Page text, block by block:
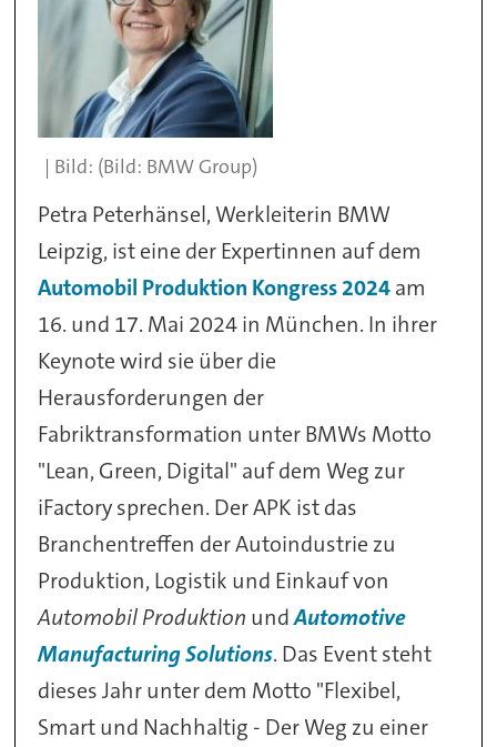
(Bild: BMW Group)
Petra Peterhänsel, Werkleiterin BMW
Leipzig, ist eine der Expertinnen auf dem
Automobil Produktion Kongress 2024am
16. und 17. Mai 2024 in München. In ihrer
Keynote wird sie über die
Herausforderungen der
Fabriktransformation unter BMWs Motto
"Lean, Green, Digital" auf dem Weg zur
iFactory sprechen. Der APK ist das
Branchentreffen der Autoindustrie zu
Produktion, Logistik und Einkauf von
Automobil Produktion undAutomotive
Manufacturing Solutions. Das Event steht
dieses Jahr unter dem Motto "Flexibel,
Smart und Nachhaltig - Der Weg zu einer